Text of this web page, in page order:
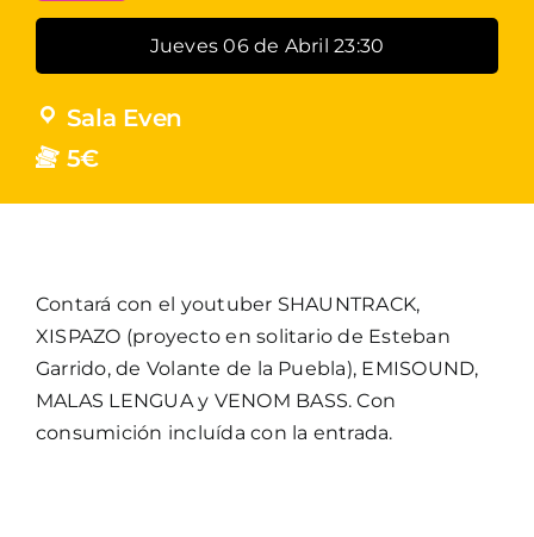
Jueves 06 de Abril 23:30
Sala Even
5€
Contará con el youtuber SHAUNTRACK,
XISPAZO (proyecto en solitario de Esteban
Garrido, de Volante de la Puebla), EMISOUND,
MALAS LENGUA y VENOM BASS. Con
consumición incluída con la entrada.